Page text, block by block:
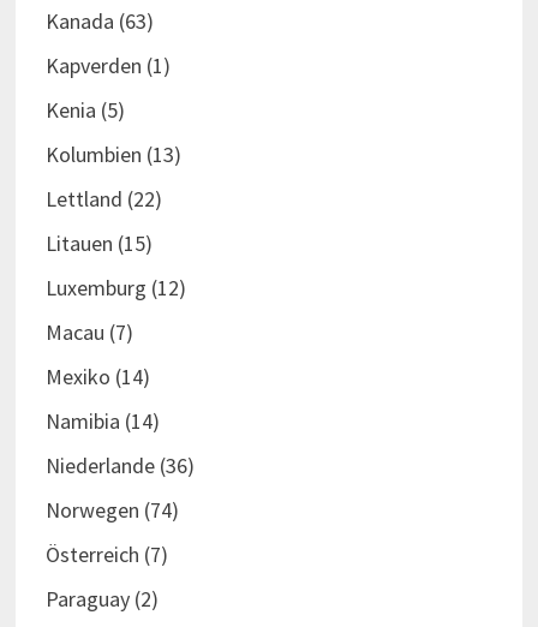
Kanada (63)
Kapverden (1)
Kenia (5)
Kolumbien (13)
Lettland (22)
Litauen (15)
Luxemburg (12)
Macau (7)
Mexiko (14)
Namibia (14)
Niederlande(36)
Norwegen (74)
Österreich (7)
Paraguay(2)